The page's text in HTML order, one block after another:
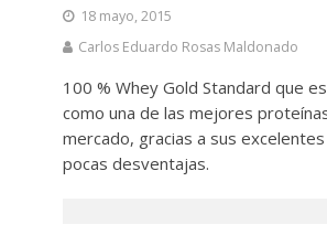
18 mayo, 2015
Carlos Eduardo Rosas Maldonado
100 % Whey Gold Standard que
como una de las mejores
mercado, gracias a sus
pocas desventajas.